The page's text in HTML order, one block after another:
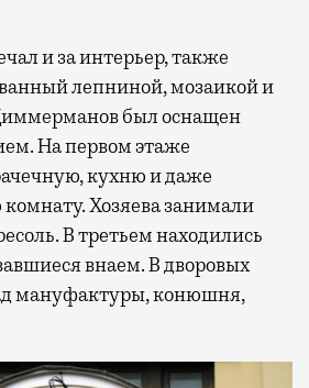
и за интерьер, также
лепниной, мозаикой и
был оснащен
На первом этаже
кухню и даже
Хозяева занимали
В третьем находились
внаем. В дворовых
мануфактуры, конюшня,